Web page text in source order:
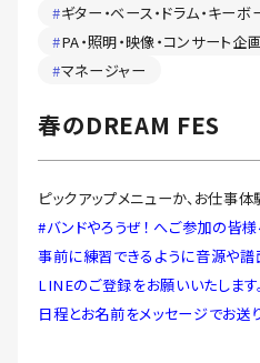
#ギター・ベース・ドラム・キーボ
#PA・照明・映像・コンサート企
#マネージャー
春のDREAM FES
ピックアップメニューか、お仕事
#バンドやろうぜ！ へご参加の皆
事前に練習できるように音源や譜
LINEのご登録をお願いいたしま
日程とお名前をメッセージでお送